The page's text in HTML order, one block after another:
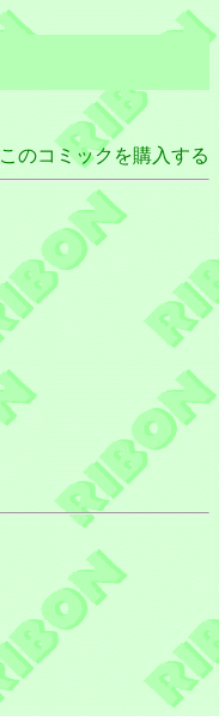
このコミックを購入する